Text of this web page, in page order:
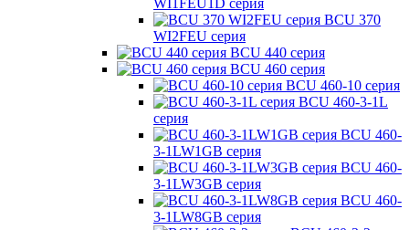
BCU 370
WI2FEU серия
BCU 440 серия
BCU 460 серия
BCU 460-10 серия
BCU 460-3-1L
серия
BCU 460-
3-1LW1GB серия
BCU 460-
3-1LW3GB серия
BCU 460-
3-1LW8GB серия